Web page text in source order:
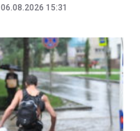
06.08.2026 15:31